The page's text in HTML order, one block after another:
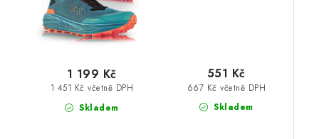
Skladem
1 451 Kč včetně DPH
1 199 Kč
Skladem
667 Kč včetně DPH
551 Kč